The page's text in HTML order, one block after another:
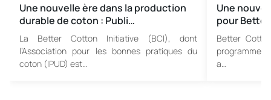
Une nouvelle ère dans la production
durable de coton : Publi…
La Better Cotton Initiative (BCI), dont
l’Association pour les bonnes pratiques du
coton (IPUD) est…
Une
pour
Better
programme
a…